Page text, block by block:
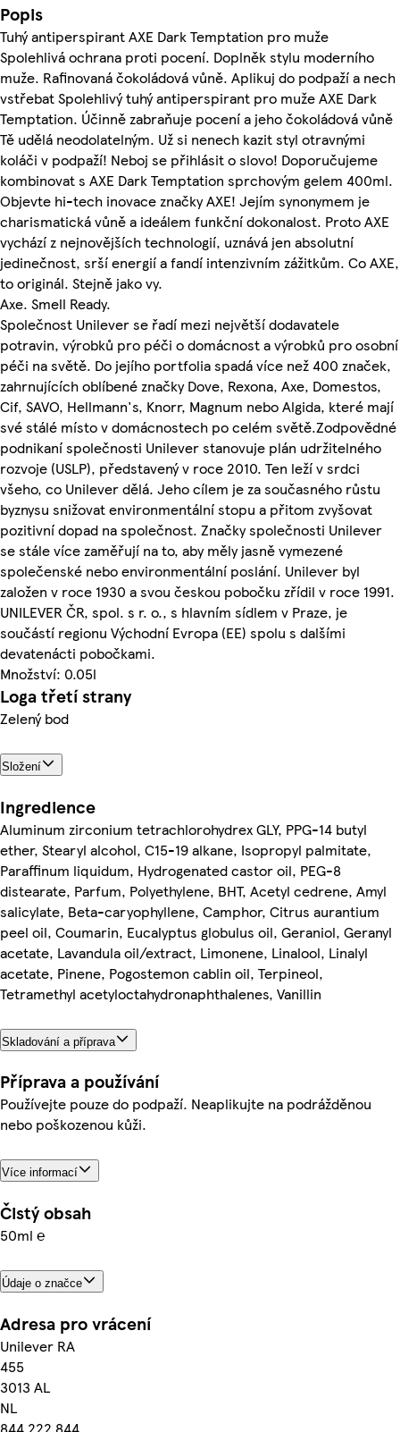
Popis
Tuhý antiperspirant AXE Dark Temptation pro muže
Spolehlivá ochrana proti pocení. Doplněk stylu moderního
muže. Rafinovaná čokoládová vůně. Aplikuj do podpaží a nech
vstřebat Spolehlivý tuhý antiperspirant pro muže AXE Dark
Temptation. Účinně zabraňuje pocení a jeho čokoládová vůně
Tě udělá neodolatelným. Už si nenech kazit styl otravnými
koláči v podpaží! Neboj se přihlásit o slovo! Doporučujeme
kombinovat s AXE Dark Temptation sprchovým gelem 400ml.
Objevte hi-tech inovace značky AXE! Jejím synonymem je
charismatická vůně a ideálem funkční dokonalost. Proto AXE
vychází z nejnovějších technologií, uznává jen absolutní
jedinečnost, srší energií a fandí intenzivním zážitkům. Co AXE,
to originál. Stejně jako vy.
Axe. Smell Ready.
Společnost Unilever se řadí mezi největší dodavatele
potravin, výrobků pro péči o domácnost a výrobků pro osobní
péči na světě. Do jejího portfolia spadá více než 400 značek,
zahrnujících oblíbené značky Dove, Rexona, Axe, Domestos,
Cif, SAVO, Hellmann's, Knorr, Magnum nebo Algida, které mají
své stálé místo v domácnostech po celém světě.Zodpovědné
podnikaní společnosti Unilever stanovuje plán udržitelného
rozvoje (USLP), představený v roce 2010. Ten leží v srdci
všeho, co Unilever dělá. Jeho cílem je za současného růstu
byznysu snižovat environmentální stopu a přitom zvyšovat
pozitivní dopad na společnost. Značky společnosti Unilever
se stále více zaměřují na to, aby měly jasně vymezené
společenské nebo environmentální poslání. Unilever byl
založen v roce 1930 a svou českou pobočku zřídil v roce 1991.
UNILEVER ČR, spol. s r. o., s hlavním sídlem v Praze, je
součástí regionu Východní Evropa (EE) spolu s dalšími
devatenácti pobočkami.
Množství: 0.05l
Loga třetí strany
Zelený bod
Složení
Ingredience
Aluminum zirconium tetrachlorohydrex GLY, PPG-14 butyl
ether, Stearyl alcohol, C15-19 alkane, Isopropyl palmitate,
Paraffinum liquidum, Hydrogenated castor oil, PEG-8
distearate, Parfum, Polyethylene, BHT, Acetyl cedrene, Amyl
salicylate, Beta-caryophyllene, Camphor, Citrus aurantium
peel oil, Coumarin, Eucalyptus globulus oil, Geraniol, Geranyl
acetate, Lavandula oil/extract, Limonene, Linalool, Linalyl
acetate, Pinene, Pogostemon cablin oil, Terpineol,
Tetramethyl acetyloctahydronaphthalenes, Vanillin
Skladování a příprava
Příprava a používání
Používejte pouze do podpaží. Neaplikujte na podrážděnou
nebo poškozenou kůži.
Více informací
Čistý obsah
50ml ℮
Údaje o značce
Adresa pro vrácení
Unilever RA
455
3013 AL
NL